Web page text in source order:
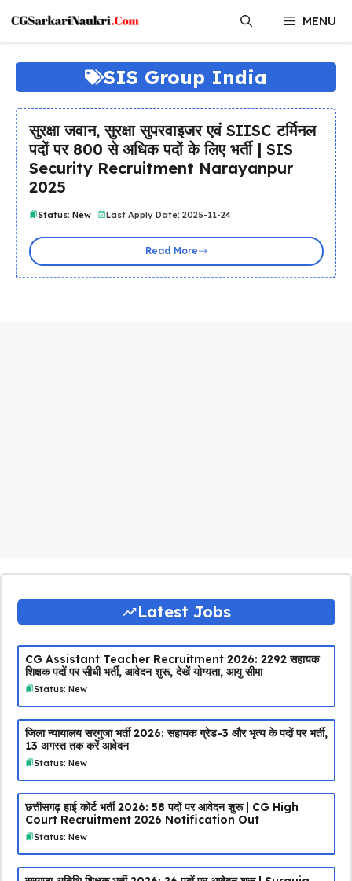
content
MENU
SIS Group India
सुरक्षा जवान, सुरक्षा सुपरवाइजर एवं SIISC टर्मिनल
पदों पर 800 से अधिक पदों के लिए भर्ती | SIS
Security Recruitment Narayanpur
2025
Status: New Last Apply Date: 2025-11-24
Read More
Latest Jobs
CG Assistant Teacher Recruitment 2026: 2292 सहायक
शिक्षक पदों पर सीधी भर्ती, आवेदन शुरू, देखें योग्यता, आयु सीमा
Status: New
जिला न्यायालय सरगुजा भर्ती 2026: सहायक ग्रेड-3 और भृत्य के पदों पर भर्ती,
13 अगस्त तक करें आवेदन
Status: New
छत्तीसगढ़ हाई कोर्ट भर्ती 2026: 58 पदों पर आवेदन शुरू | CG High
Court Recruitment 2026 Notification Out
Status: New